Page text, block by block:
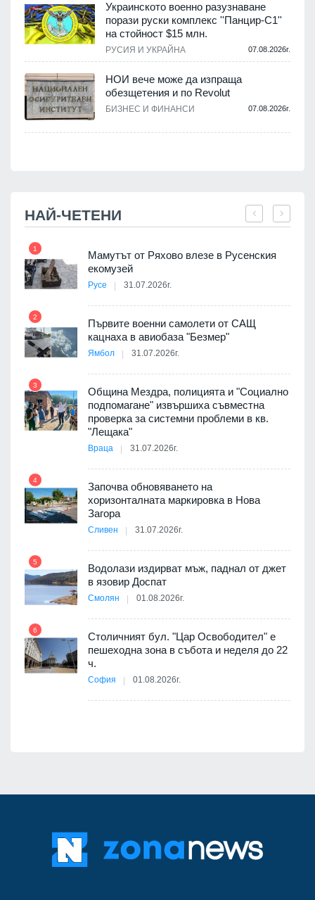
Украинското военно разузнаване
порази руски комплекс ''Панцир-С1''
на стойност $15 млн.
РУСИЯ И УКРАЙНА 07.08.2026г.
НОИ вече може да изпраща
обезщетения и по Revolut
БИЗНЕС И ФИНАНСИ 07.08.2026г.
НАЙ-ЧЕТЕНИ
1
Мамутът от Ряхово влезе в Русенския
екомузей
Русе 31.07.2026г.
2
Първите военни самолети от САЩ
кацнаха в авиобаза "Безмер"
Ямбол 31.07.2026г.
3
Община Мездра, полицията и "Социално
подпомагане" извършиха съвместна
проверка за системни проблеми в кв.
"Лещака"
Враца 31.07.2026г.
4
Започва обновяването на
хоризонталната маркировка в Нова
Загора
Сливен 31.07.2026г.
5
Водолази издирват мъж, паднал от джет
в язовир Доспат
Смолян 01.08.2026г.
6
Столичният бул. "Цар Освободител" е
пешеходна зона в събота и неделя до 22
ч.
София 01.08.2026г.